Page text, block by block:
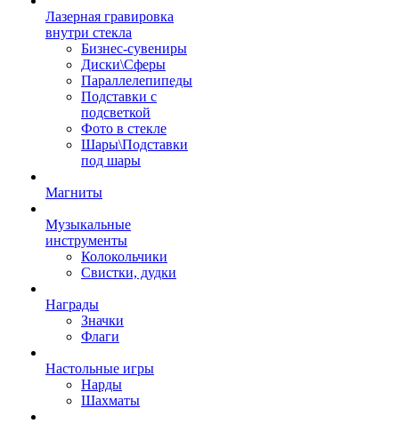
Лазерная гравировка
внутри стекла
Бизнес-сувениры
Диски\Сферы
Параллелепипеды
Подставки с
подсветкой
Фото в стекле
Шары\Подставки
под шары
Магниты
Музыкальные
инструменты
Колокольчики
Свистки, дудки
Награды
Значки
Флаги
Настольные игры
Нарды
Шахматы